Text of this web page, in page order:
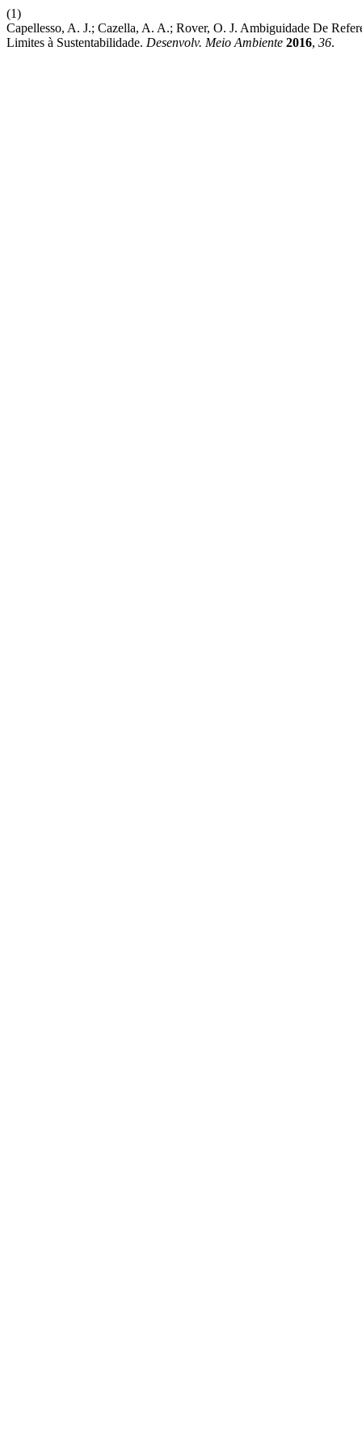
(1)
Capellesso, A. J.; Cazella, A. A.; Rover, O. J. Ambiguidade De
Limites à Sustentabilidade. Desenvolv. Meio Ambiente 2016, 36.